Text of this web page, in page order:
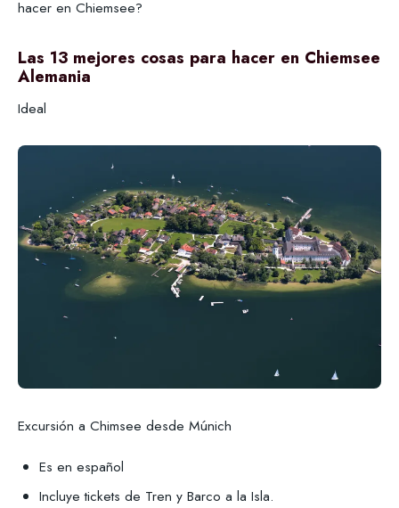
hacer en Chiemsee?
Las 13 mejores cosas para hacer en Chiemsee
Alemania
Ideal
Excursión a Chimsee desde Múnich
Es en español
Incluye tickets de Tren y Barco a la Isla.